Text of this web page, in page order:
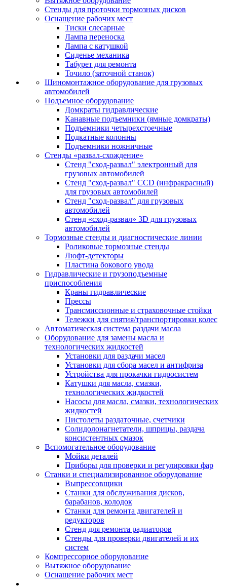
Стенды для проточки тормозных дисков
Оснащение рабочих мест
Тиски слесарные
Лампа переноска
Лампа с катушкой
Сиденье механика
Табурет для ремонта
Точило (заточной станок)
Шиномонтажное оборудование для грузовых
автомобилей
Подъемное оборудование
Домкраты гидравлические
Канавные подъемники (ямные домкраты)
Подъемники четырехстоечные
Подкатные колонны
Подъемники ножничные
Стенды «развал-схождение»
Стенд "сход-развал" электронный для
грузовых автомобилей
Стенд "сход-развал" CCD (инфракрасный)
для грузовых автомобилей
Стенд "сход-развал" для грузовых
автомобилей
Стенд «сход-развал» 3D для грузовых
автомобилей
Тормозные стенды и диагностические линии
Роликовые тормозные стенды
Люфт-детекторы
Пластина бокового увода
Гидравлические и грузоподъемные
приспособления
Краны гидравлические
Прессы
Трансмиссионные и страховочные стойки
Тележки для снятия/транспортировки колес
Автоматическая система раздачи масла
Оборудование для замены масла и
технологических жидкостей
Установки для раздачи масел
Установки для сбора масел и антифриза
Устройства для прокачки гидросистем
Катушки для масла, смазки,
технологических жидкостей
Насосы для масла, смазки, технологических
жидкостей
Пистолеты раздаточные, счетчики
Солидолонагнетатели, шприцы, раздача
консистентных смазок
Вспомогательное оборудование
Мойки деталей
Приборы для проверки и регулировки фар
Станки и специализированное оборудование
Выпрессовщики
Станки для обслуживания дисков,
барабанов, колодок
Станки для ремонта двигателей и
редукторов
Стенд для ремонта радиаторов
Стенды для проверки двигателей и их
систем
Компрессорное оборудование
Вытяжное оборудование
Оснащение рабочих мест